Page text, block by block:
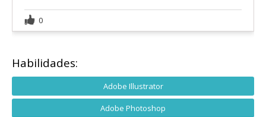
0
Habilidades:
Adobe Illustrator
Adobe Photoshop